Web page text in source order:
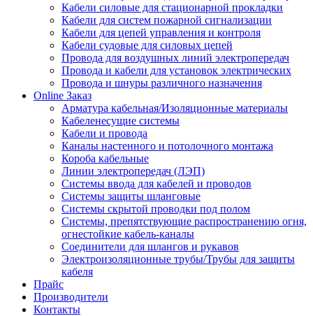
Кабели силовые для стационарной прокладки
Кабели для систем пожарной сигнализации
Кабели для цепей управления и контроля
Кабели судовые для силовых цепей
Провода для воздушных линий электропередач
Провода и кабели для установок электрических
Провода и шнуры различного назначения
Online Заказ
Арматура кабельная/Изоляционные материалы
Кабеленесущие системы
Кабели и провода
Каналы настенного и потолочного монтажа
Короба кабельные
Линии электропередач (ЛЭП)
Системы ввода для кабелей и проводов
Системы защиты шланговые
Системы скрытой проводки под полом
Системы, препятствующие распространению огня,
огнестойкие кабель-каналы
Соединители для шлангов и рукавов
Электроизоляционные трубы/Трубы для защиты
кабеля
Прайс
Производители
Контакты